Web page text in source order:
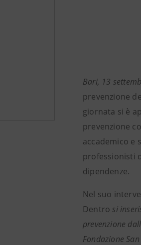
Bari, 13
prevenzione
giornata si è
prevenzione
accademico e
professionisti
dipendenze.
Nel suo
Dentro si
prevenzione
Fondazione